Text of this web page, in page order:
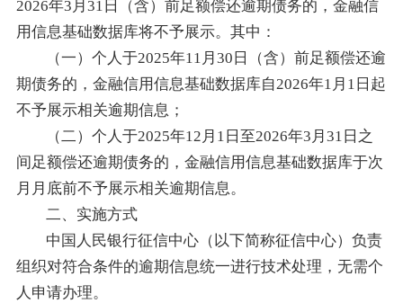
2026年3月31日（含）前足额偿还逾期债务的，金融信
用信息基础数据库将不予展示。其中：
（一）个人于2025年11月30日（含）前足额偿还逾
期债务的，金融信用信息基础数据库自2026年1月1日起
不予展示相关逾期信息；
（二）个人于2025年12月1日至2026年3月31日之
间足额偿还逾期债务的，金融信用信息基础数据库于次
月月底前不予展示相关逾期信息。
二、实施方式
中国人民银行征信中心（以下简称征信中心）负责
组织对符合条件的逾期信息统一进行技术处理，无需个
人申请办理。